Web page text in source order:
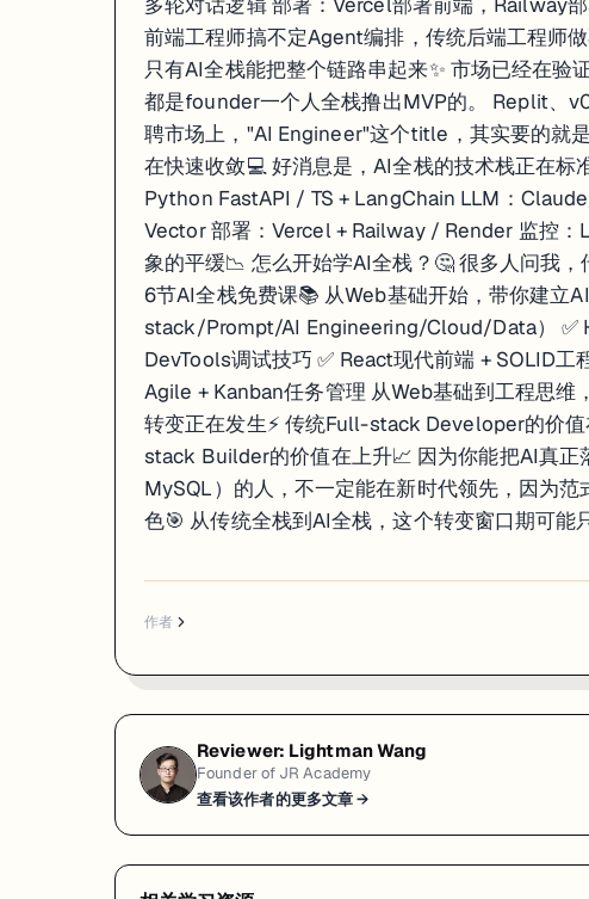
前端工程师搞不定Agent编排，传统后端工程师
只有AI全栈能把整个链路串起来✨ 市场已经在
都是founder一个人全栈撸出MVP的。 Replit、
聘市场上，"AI Engineer"这个title，其实要的就
在快速收敛💻 好消息是，AI全栈的技术栈正在标
Python FastAPI / TS + LangChain LLM：
Vector 部署：Vercel + Railway / Render 监控
象的平缓📉 怎么开始学AI全栈？🤔 很多人问我
6节AI全栈免费课📚 从Web基础开始，带你建立
stack/Prompt/AI Engineering/Cloud/Data） ✅
DevTools调试技巧 ✅ React现代前端 + SOLID
Agile + Kanban任务管理 从Web基础到工程思维
转变正在发生⚡ 传统Full-stack Developer的价
stack Builder的价值在上升📈 因为你能把AI真正
MySQL）的人，不一定能在新时代领先，因为
色🎯 从传统全栈到AI全栈，这个转变窗口期可能
作者
Reviewer: Lightman Wang
Founder of JR Academy
查看该作者的更多文章 →